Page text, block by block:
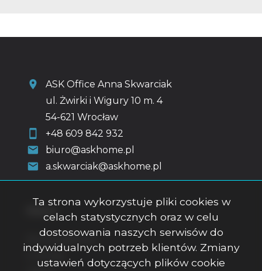
ASK Office Anna Skwarciak
ul. Żwirki i Wigury 10 m. 4
54-621 Wrocław
+48 609 842 932
biuro@askhome.pl
a.skwarciak@askhome.pl
Strona główna
O firmie
Ta strona wykorzystuje pliki cookies w
celach statystycznych oraz w celu
dostosowania naszych serwisów do
indywidualnych potrzeb klientów. Zmiany
ustawień dotyczących plików cookie